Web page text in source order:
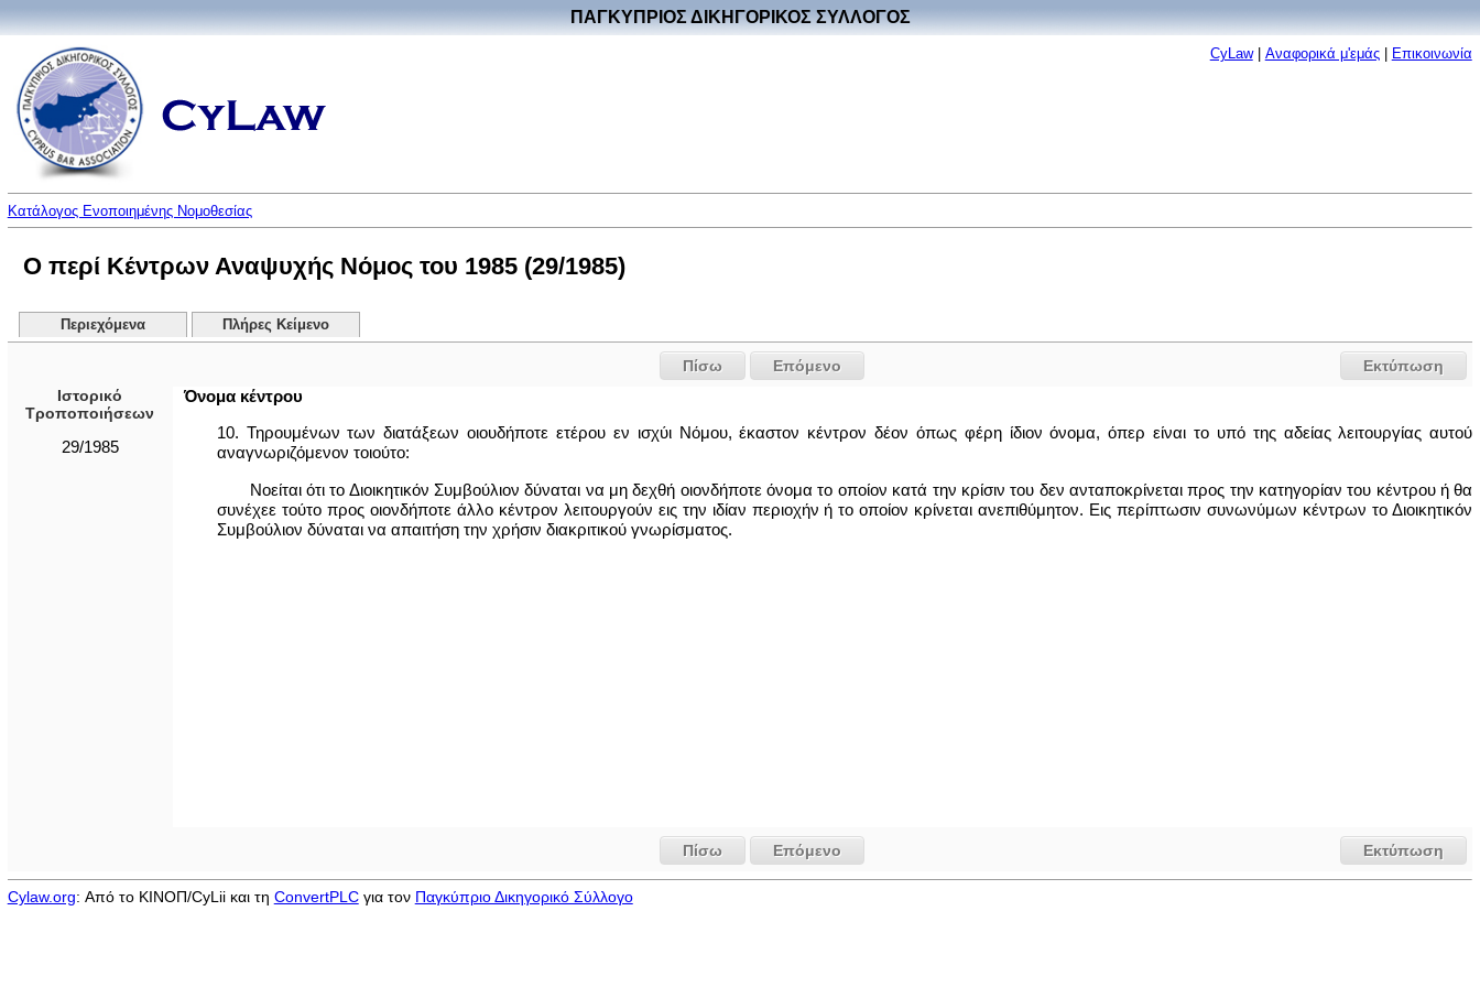
ΠΑΓΚΥΠΡΙΟΣ ΔΙΚΗΓΟΡΙΚΟΣ ΣΥΛΛΟΓΟΣ
CyLaw| Αναφορικά μ'εμάς| Επικοινωνία
Κατάλογος Ενοποιημένης Νομοθεσίας
Ο περί Κέντρων Αναψυχής Νόμος του 1985 (29/1985)
Περιεχόμενα Πλήρες Κείμενο
Εκτύπωση
Πίσω
Επόμενο
Ιστορικό
Τροποποιήσεων
29/1985
Όνομα κέντρου
10. Τηρουμένων των διατάξεων οιουδήποτε ετέρου εν ισχύι Νόμου, έκαστον κέντρον δέον όπως φέρη ίδιον όνομα, όπερ είναι το υπό της αδείας λειτουργίας αυτού
αναγνωριζόμενον τοιούτο:
Νοείται ότι το Διοικητικόν Συμβούλιον δύναται να μη δεχθή οιονδήποτε όνομα το οποίον κατά την κρίσιν του δεν ανταποκρίνεται προς την κατηγορίαν του κέντρου ή θα
συνέχεε τούτο προς οιονδήποτε άλλο κέντρον λειτουργούν εις την ιδίαν περιοχήν ή το οποίον κρίνεται ανεπιθύμητον. Εις περίπτωσιν συνωνύμων κέντρων το Διοικητικόν
Συμβούλιον δύναται να απαιτήση την χρήσιν διακριτικού γνωρίσματος.
Εκτύπωση
Πίσω Επόμενο
Cylaw.org: Από το ΚΙΝOΠ/CyLii και τη ConvertPLCγια τον Παγκύπριο Δικηγορικό Σύλλογο